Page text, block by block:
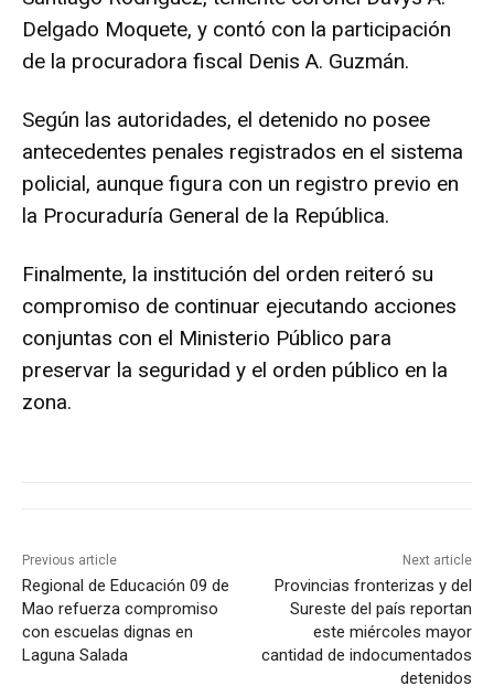
Delgado Moquete, y contó con la participación
de la procuradora fiscal Denis A. Guzmán.
Según las autoridades, el detenido no posee
antecedentes penales registrados en el sistema
policial, aunque figura con un registro previo en
la Procuraduría General de la República.
Finalmente, la institución del orden reiteró su
compromiso de continuar ejecutando acciones
conjuntas con el Ministerio Público para
preservar la seguridad y el orden público en la
zona.
Previous article
Regional de Educación 09 de
Mao refuerza compromiso
con escuelas dignas en
Laguna Salada
Next article
Provincias fronterizas y del
Sureste del país reportan
este miércoles mayor
cantidad de indocumentados
detenidos